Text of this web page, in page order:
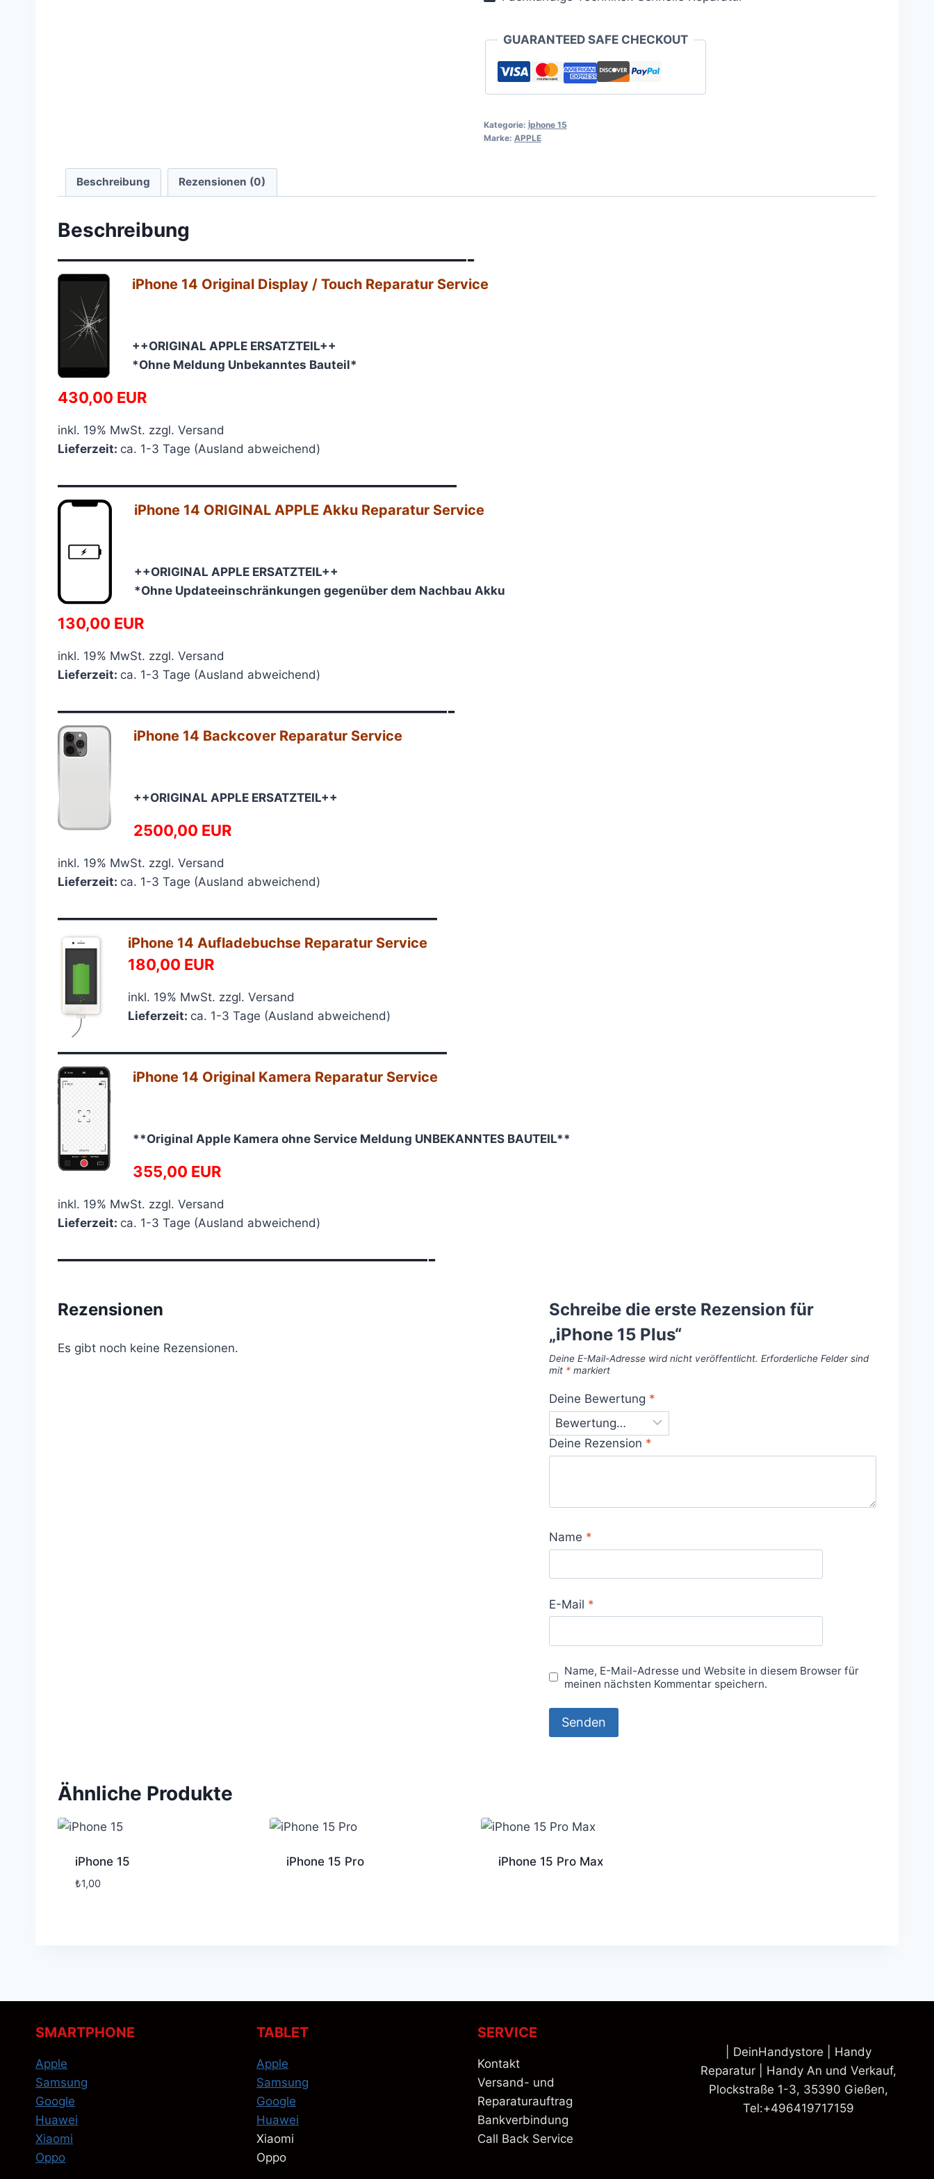
GUARANTEED SAFE CHECKOUT
Kategorie: İphone 15
Marke: APPLE
Beschreibung Rezensionen (0)
Beschreibung
—————————————————————-
iPhone 14 Original Display / Touch Reparatur Service​
++ORIGINAL APPLE ERSATZTEIL++
*Ohne Meldung Unbekanntes Bauteil*
430,00 EUR
inkl. 19% MwSt. zzgl. Versand
Lieferzeit: ca. 1-3 Tage (Ausland abweichend)
————————————————————–
iPhone 14 ORIGINAL APPLE Akku Reparatur Service​
++ORIGINAL APPLE ERSATZTEIL++
*Ohne Updateeinschränkungen gegenüber dem Nachbau Akku
130,00 EUR
inkl. 19% MwSt. zzgl. Versand
Lieferzeit: ca. 1-3 Tage (Ausland abweichend)
————————————————————-
iPhone 14 Backcover Reparatur Service​
++ORIGINAL APPLE ERSATZTEIL++
2500,00 EUR
inkl. 19% MwSt. zzgl. Versand
Lieferzeit: ca. 1-3 Tage (Ausland abweichend)
———————————————————–
iPhone 14 Aufladebuchse Reparatur Service
180,00 EUR
inkl. 19% MwSt. zzgl. Versand
Lieferzeit: ca. 1-3 Tage (Ausland abweichend)
————————————————————
iPhone 14 Original Kamera Reparatur Service
**Original Apple Kamera ohne Service Meldung UNBEKANNTES BAUTEIL**
355,00 EUR
inkl. 19% MwSt. zzgl. Versand
Lieferzeit: ca. 1-3 Tage (Ausland abweichend)
———————————————————-
Rezensionen
Es gibt noch keine Rezensionen.
Schreibe die erste Rezension für
„iPhone 15 Plus“
Deine E-Mail-Adresse wird nicht veröffentlicht. Erforderliche Felder sind
mit *markiert
Deine Bewertung *
Deine Rezension *
Name *
E-Mail *
Name, E-Mail-Adresse und Website in diesem Browser für
meinen nächsten Kommentar speichern.
Ähnliche Produkte
iPhone 15
₺1,00
iPhone 15 Pro iPhone 15 Pro Max
SMARTPHONE
Apple
Samsung
Google
Huawei
Xiaomi
Oppo
TABLET
Apple
Samsung
Google
Huawei
Xiaomi
Oppo
SERVICE
Kontakt
Versand- und
Reparaturauftrag
Bankverbindung
Call Back Service
| DeinHandystore | Handy
Reparatur | Handy An und Verkauf,
Plockstraße 1-3, 35390 Gießen,
Tel:+496419717159